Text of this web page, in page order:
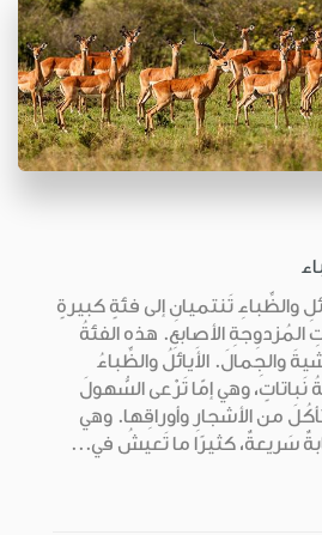
والظِّباءِ تَنتميانِ إلى فئةٍ كبيرةٍ
المُزدوِجةِ الأصابعِ. هذه الفئةُ
والجِمالَ. الأَيائلُ والظِّباءُ
نَباتاتٍ، وهي إمّا تَرْعى السُّهولَ
من الأشجارِ وأوراقِها. وهي
سَريعةٌ، كثيرًا ما تَعيشُ في...